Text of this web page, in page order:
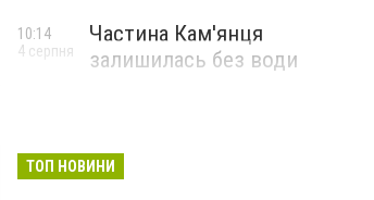
Частина Кам'янця
залишилась без води
10:14
4 серпня
ТОП НОВИНИ